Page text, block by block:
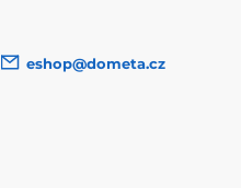
eshop@dometa.cz